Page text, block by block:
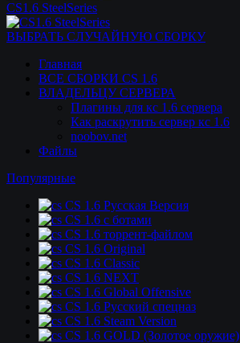
CS1.6 SteelSeries
ВЫБРАТЬ СЛУЧАЙНУЮ СБОРКУ
Главная
ВСЕ СБОРКИ CS 1.6
ВЛАДЕЛЬЦУ СЕРВЕРА
Плагины для кс 1.6 сервера
Как раскрутить сервер кс 1.6
noobov.net
Файлы
Популярные
CS 1.6 Русская Версия
CS 1.6 c ботами
CS 1.6 торрент-файлом
CS 1.6 Original
CS 1.6 Classic
CS 1.6 NEXT
CS 1.6 Global Offensive
CS 1.6 Русский спецназ
CS 1.6 Steam Version
CS 1.6 GOLD (Золотое оружие)